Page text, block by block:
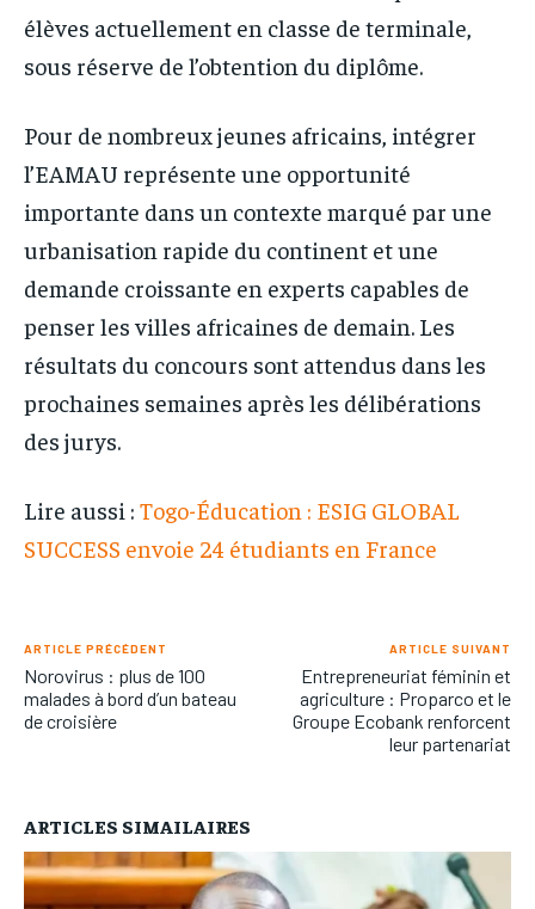
élèves actuellement en classe de terminale,
sous réserve de l’obtention du diplôme.
Pour de nombreux jeunes africains, intégrer
l’EAMAU représente une opportunité
importante dans un contexte marqué par une
urbanisation rapide du continent et une
demande croissante en experts capables de
penser les villes africaines de demain. Les
résultats du concours sont attendus dans les
prochaines semaines après les délibérations
des jurys.
Lire aussi : Togo-Éducation : ESIG GLOBAL
SUCCESS envoie 24 étudiants en France
ARTICLE PRÉCÉDENT
Norovirus : plus de 100
malades à bord d’un bateau
de croisière
ARTICLE SUIVANT
Entrepreneuriat féminin et
agriculture : Proparco et le
Groupe Ecobank renforcent
leur partenariat
ARTICLES SIMAILAIRES